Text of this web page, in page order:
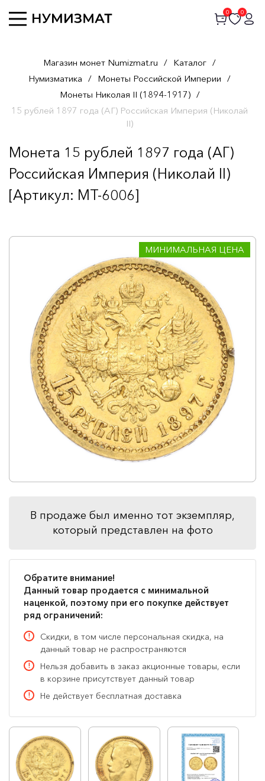
0 0
Магазин монет Numizmat.ru / Каталог /
Нумизматика / Монеты Российской Империи /
Монеты Николая II (1894-1917) /
15 рублей 1897 года (АГ) Российская Империя (Николай
II)
Монета 15 рублей 1897 года (АГ)
Российская Империя (Николай II)
[Артикул: MT-6006]
МИНИМАЛЬНАЯ ЦЕНА
В продаже был именно тот экземпляр,
который представлен на фото
Обратите внимание!
Данный товар продается с минимальной
наценкой, поэтому при его покупке действует
ряд ограничений:
Скидки, в том числе персональная скидка, на
данный товар не распространяются
Нельзя добавить в заказ акционные товары, если
в корзине присутствует данный товар
Не действует бесплатная доставка